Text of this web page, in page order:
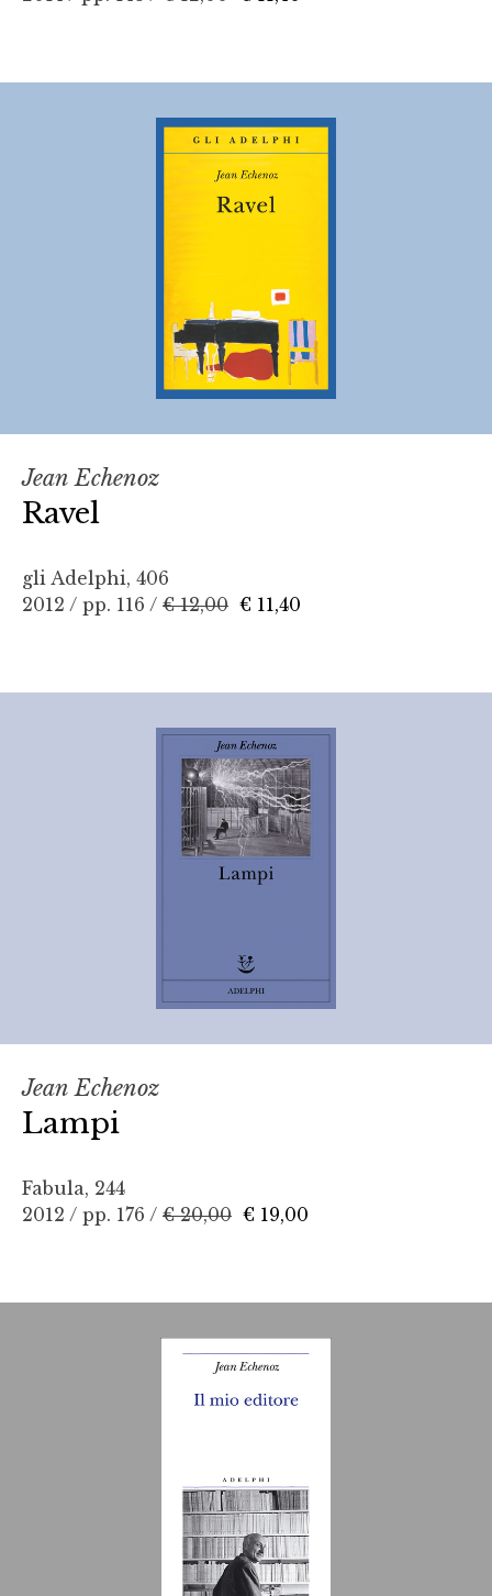
Jean Echenoz
Ravel
gli Adelphi, 406
2012 / pp. 116 / € 12,00 € 11,40
Jean Echenoz
Lampi
Fabula, 244
2012 / pp. 176 / € 20,00 € 19,00